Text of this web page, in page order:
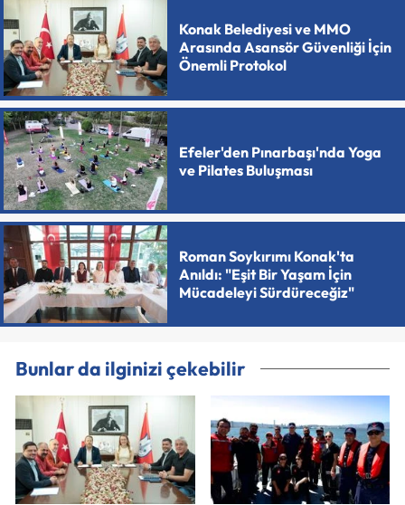
Konak Belediyesi ve MMO
Arasında Asansör Güvenliği İçin
Önemli Protokol
Efeler'den Pınarbaşı'nda Yoga
ve Pilates Buluşması
Roman Soykırımı Konak'ta
Anıldı: "Eşit Bir Yaşam İçin
Mücadeleyi Sürdüreceğiz"
Bunlar da ilginizi çekebilir